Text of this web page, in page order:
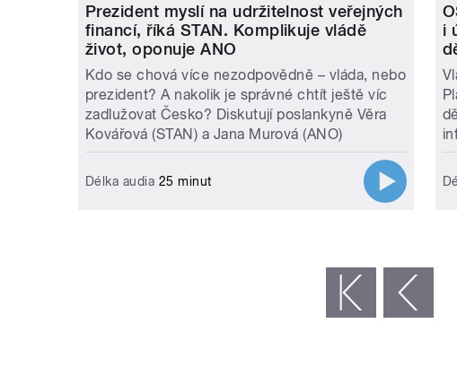
Prezident myslí na udržitelnost veřejných
financí, říká STAN. Komplikuje vládě
život, oponuje ANO
Kdo se chová více nezodpovědně – vláda, nebo
prezident? A nakolik je správné chtít ještě víc
zadlužovat Česko? Diskutují poslankyně Věra
Kovářová (STAN) a Jana Murová (ANO)
Délka audia 25 minut
i
‹ předchozí